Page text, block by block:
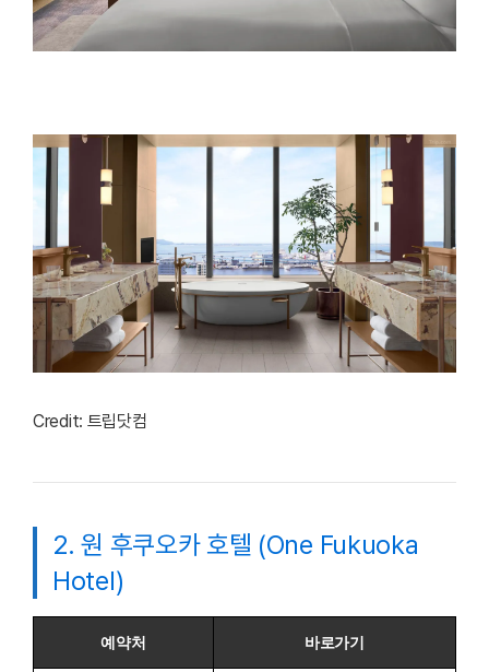
Credit: 트립닷컴
2. 원 후쿠오카 호텔 (One Fukuoka
Hotel)
예약처 바로가기